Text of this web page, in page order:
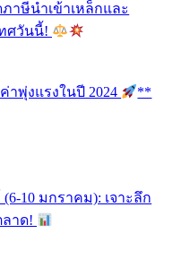
าษีนำเข้าเหล็กและ
ศวันนี้!
พุ่งแรงในปี 2024
**
10 มกราคม): เจาะลึก
าด!